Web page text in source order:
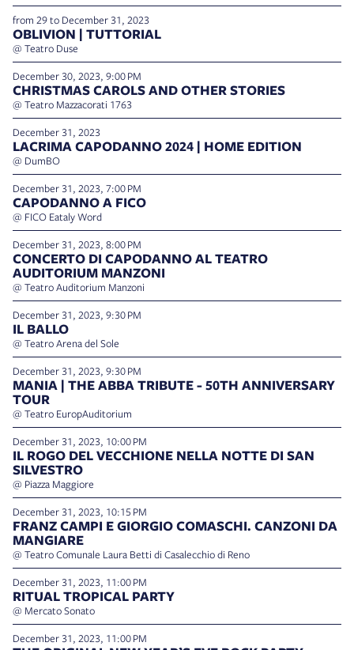
from 29 to December 31, 2023
OBLIVION | TUTTORIAL
@ Teatro Duse
December 30, 2023, 9:00 PM
CHRISTMAS CAROLS AND OTHER STORIES
@ Teatro Mazzacorati 1763
December 31, 2023
LACRIMA CAPODANNO 2024 | HOME EDITION
@ DumBO
December 31, 2023, 7:00 PM
CAPODANNO A FICO
@ FICO Eataly Word
December 31, 2023, 8:00 PM
CONCERTO DI CAPODANNO AL TEATRO
AUDITORIUM MANZONI
@ Teatro Auditorium Manzoni
December 31, 2023, 9:30 PM
IL BALLO
@ Teatro Arena del Sole
December 31, 2023, 9:30 PM
MANIA | THE ABBA TRIBUTE - 50TH ANNIVERSARY
TOUR
@ Teatro EuropAuditorium
December 31, 2023, 10:00 PM
IL ROGO DEL VECCHIONE NELLA NOTTE DI SAN
SILVESTRO
@ Piazza Maggiore
December 31, 2023, 10:15 PM
FRANZ CAMPI E GIORGIO COMASCHI. CANZONI DA
MANGIARE
@ Teatro Comunale Laura Betti di Casalecchio di Reno
December 31, 2023, 11:00 PM
RITUAL TROPICAL PARTY
@ Mercato Sonato
December 31, 2023, 11:00 PM